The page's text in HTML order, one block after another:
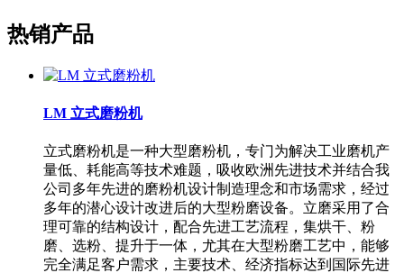
热销产品
LM 立式磨粉机
立式磨粉机是一种大型磨粉机，专门为解决工业磨机产
量低、耗能高等技术难题，吸收欧洲先进技术并结合我
公司多年先进的磨粉机设计制造理念和市场需求，经过
多年的潜心设计改进后的大型粉磨设备。立磨采用了合
理可靠的结构设计，配合先进工艺流程，集烘干、粉
磨、选粉、提升于一体，尤其在大型粉磨工艺中，能够
完全满足客户需求，主要技术、经济指标达到国际先进